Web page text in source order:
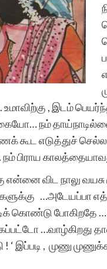
, இடம்
நம்
கூட​ எடுத்துச்
. நம் பிராய​
என்னை விட​ நாலு
…அடேயப்பா
கொண்டு போகிறதே
…வாழ்கிறது
! ‘ இப்படி , முணு